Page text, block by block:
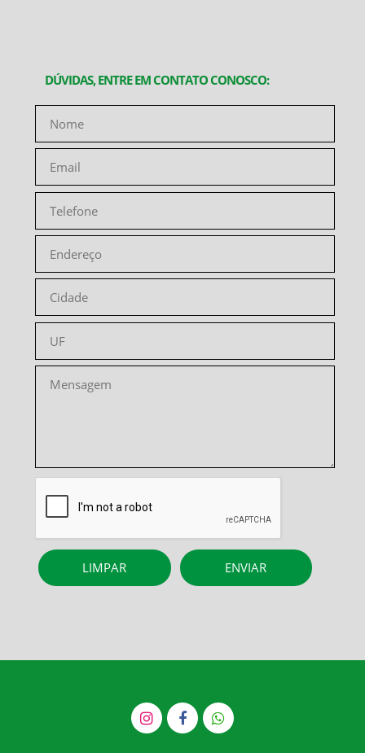
DÚVIDAS, ENTRE EM CONTATO CONOSCO: